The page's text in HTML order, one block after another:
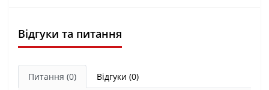
Відгуки та питання
Питання (0) Відгуки (0)